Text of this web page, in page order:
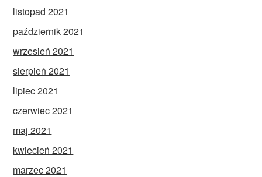
listopad 2021
październik 2021
wrzesień 2021
sierpień 2021
lipiec 2021
czerwiec 2021
maj 2021
kwiecień 2021
marzec 2021